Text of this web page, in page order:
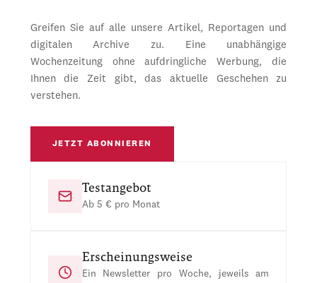
Greifen Sie auf alle unsere Artikel, Reportagen und
digitalen Archive zu. Eine unabhängige
Wochenzeitung ohne aufdringliche Werbung, die
Ihnen die Zeit gibt, das aktuelle Geschehen zu
verstehen.
JETZT ABONNIEREN
Testangebot
Ab 5 € pro Monat
Erscheinungsweise
Ein Newsletter pro Woche, jeweils am